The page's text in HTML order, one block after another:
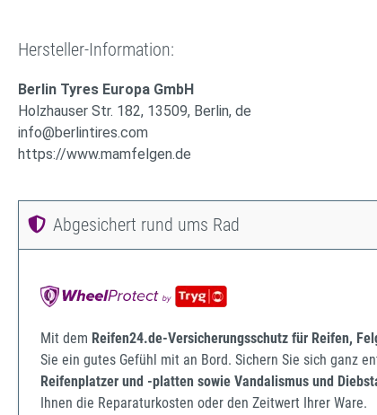
Hersteller-Information:
Berlin Tyres Europa GmbH
Holzhauser Str. 182, 13509, Berlin, de
info@berlintires.com
https://www.mamfelgen.de
Abgesichert rund ums Rad
Mit dem Reifen24.de-Versicherungsschutz für Reifen,
Sie ein gutes Gefühl mit an Bord. Sichern Sie sich ganz
Reifenplatzer und -platten sowie Vandalismus und
Ihnen die Reparaturkosten oder den Zeitwert Ihrer Ware.